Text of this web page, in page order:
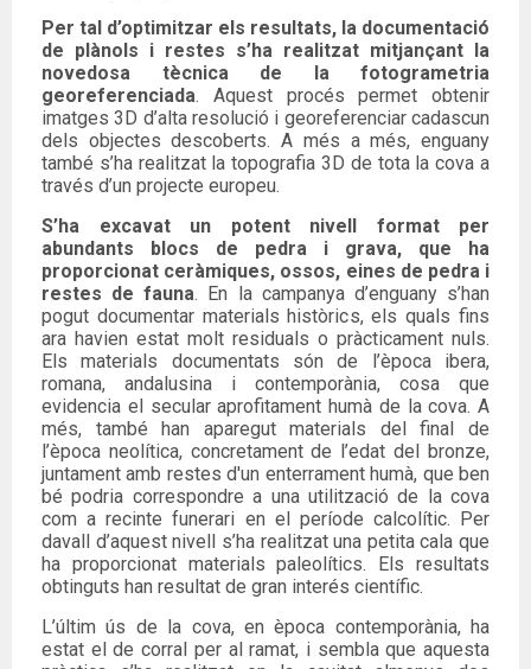
Per tal d’optimitzar els resultats, la documentació
de plànols i restes s’ha realitzat mitjançant la
novedosa tècnica de la fotogrametria
georeferenciada. Aquest procés permet obtenir
imatges 3D d’alta resolució i georeferenciar cadascun
dels objectes descoberts. A més a més, enguany
també s’ha realitzat la topografia 3D de tota la cova a
través d’un projecte europeu.
S’ha excavat un potent nivell format per
abundants blocs de pedra i grava, que ha
proporcionat ceràmiques, ossos, eines de pedra i
restes de fauna. En la campanya d’enguany s’han
pogut documentar materials històrics, els quals fins
ara havien estat molt residuals o pràcticament nuls.
Els materials documentats són de l’època ibera,
romana, andalusina i contemporània, cosa que
evidencia el secular aprofitament humà de la cova. A
més, també han aparegut materials del final de
l’època neolítica, concretament de l’edat del bronze,
juntament amb restes d'un enterrament humà, que ben
bé podria correspondre a una utilització de la cova
com a recinte funerari en el període calcolític. Per
davall d’aquest nivell s’ha realitzat una petita cala que
ha proporcionat materials paleolítics. Els resultats
obtinguts han resultat de gran interés científic.
L’últim ús de la cova, en època contemporània, ha
estat el de corral per al ramat, i sembla que aquesta